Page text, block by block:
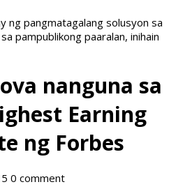
ng pangmatagalang solusyon sa
pampublikong paaralan, inihain
nanguna sa
Earning
ng Forbes
0 comment